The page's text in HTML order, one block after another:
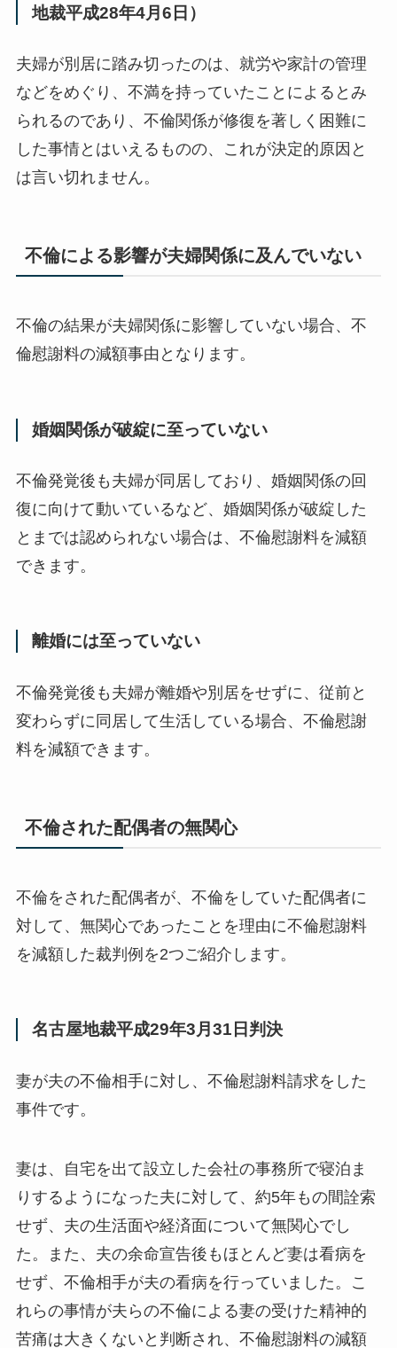
地裁平成28年4月6日）
夫婦が別居に踏み切ったのは、就労や家計の管理
などをめぐり、不満を持っていたことによるとみ
られるのであり、不倫関係が修復を著しく困難に
した事情とはいえるものの、これが決定的原因と
は言い切れません。
不倫による影響が夫婦関係に及んでいない
不倫の結果が夫婦関係に影響していない場合、不
倫慰謝料の減額事由となります。
婚姻関係が破綻に至っていない
不倫発覚後も夫婦が同居しており、婚姻関係の回
復に向けて動いているなど、婚姻関係が破綻した
とまでは認められない場合は、不倫慰謝料を減額
できます。
離婚には至っていない
不倫発覚後も夫婦が離婚や別居をせずに、従前と
変わらずに同居して生活している場合、不倫慰謝
料を減額できます。
不倫された配偶者の無関心
不倫をされた配偶者が、不倫をしていた配偶者に
対して、無関心であったことを理由に不倫慰謝料
を減額した裁判例を2つご紹介します。
名古屋地裁平成29年3月31日判決
妻が夫の不倫相手に対し、不倫慰謝料請求をした
事件です。
妻は、自宅を出て設立した会社の事務所で寝泊ま
りするようになった夫に対して、約5年もの間詮索
せず、夫の生活面や経済面について無関心でし
た。また、夫の余命宣告後もほとんど妻は看病を
せず、不倫相手が夫の看病を行っていました。こ
れらの事情が夫らの不倫による妻の受けた精神的
苦痛は大きくないと判断され、不倫慰謝料の減額